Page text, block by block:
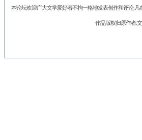
本论坛欢迎广大文学爱好者不拘一格地发表创作和评论.
作品版权归原作者.